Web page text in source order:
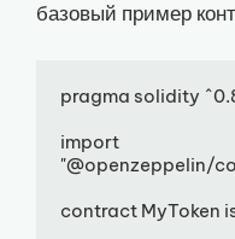
базовый пример
pragma solidity
import
"@openzeppelin/
contract MyToken